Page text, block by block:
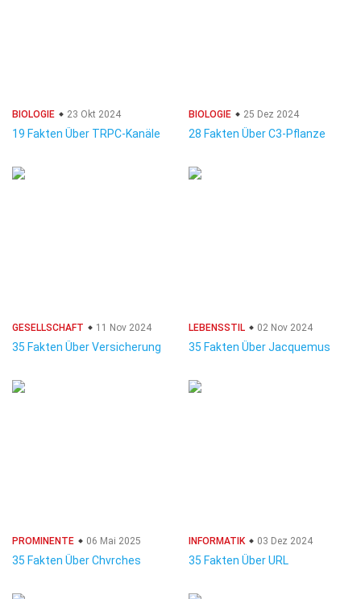
BIOLOGIE 23 Okt 2024
19 Fakten Über TRPC-Kanäle
BIOLOGIE 25 Dez 2024
28 Fakten Über C3-Pflanze
GESELLSCHAFT 11 Nov 2024
35 Fakten Über Versicherung
LEBENSSTIL 02 Nov 2024
35 Fakten Über Jacquemus
PROMINENTE 06 Mai 2025
35 Fakten Über Chvrches
INFORMATIK 03 Dez 2024
35 Fakten Über URL